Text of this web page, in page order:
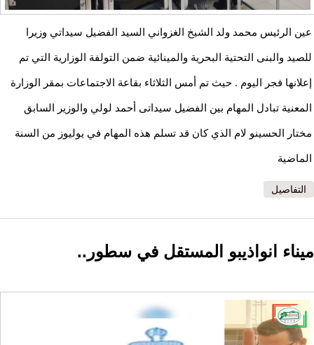
عين الرئيس محمد ولد الشيخ الغزواني السيد الفضيل سيداتي وزيرا
للصيد والبنى التحتية البحرية والمينائية ضمن التولفة الوزارية التي تم
إعلانها فجر اليوم . حيث تم أمس الثلاثاء بقاعة الاجتماعات بمقر الوزارة
المعنية تبادل المهام بين الفضيل سيداتى أحمد لولي والوزير السابق
مختار الحسينو لام الذي كان قد تسلم هذه المهام في يوليوز من السنة
الماضية
التفاصيل
ميناء انواذيبو المستقل في سطور..